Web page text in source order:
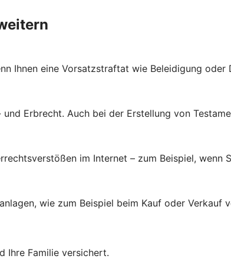
Ihnen eine Vorsatzstraftat wie Beleidigung
Erbrecht. Auch bei der Erstellung von
im Internet – zum Beispiel, wenn
wie zum Beispiel beim Kauf oder Verkauf
Ihre Familie versichert.